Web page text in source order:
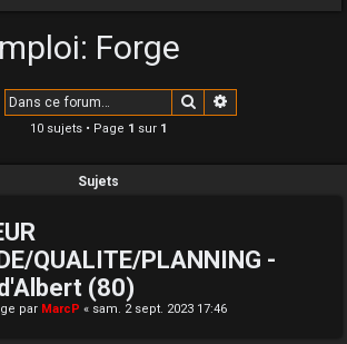
Forge
Rechercher
10 sujets • Page 1 sur 1
Sujets
QUALITE/PLANNING -
(80)
par MarcP « sam. 2 sept. 2023 17:46